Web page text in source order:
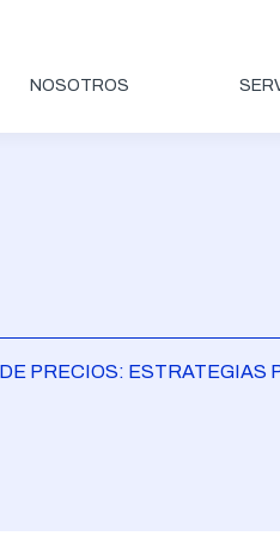
NOSOTROS
PRECIOS: ESTRATEGIAS